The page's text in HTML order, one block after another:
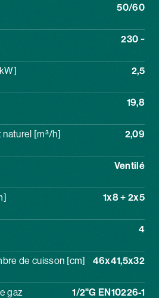
50/60
230 ~
2,5
19,8
[m³/h] 2,09
Ventilé
1x8 + 2x5
4
de cuisson [cm] 46x41,5x32
gaz 1/2"G EN10226-1